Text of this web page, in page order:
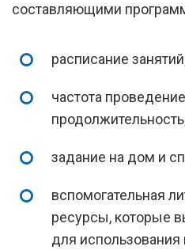
составляющими
расписание
частота
задание на дом и
вспомогательная
ресурсы, которые
для